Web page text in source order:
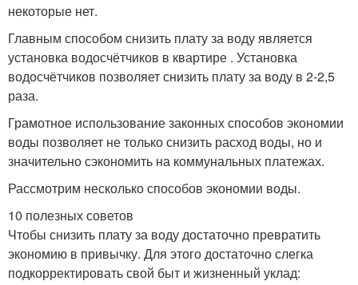
некоторые нет.
Главным способом снизить плату за воду является
установка водосчётчиков в квартире . Установка
водосчётчиков позволяет снизить плату за воду в 2-2,5
раза.
Грамотное использование законных способов экономии
воды позволяет не только снизить расход воды, но и
значительно сэкономить на коммунальных платежах.
Рассмотрим несколько способов экономии воды.
10 полезных советов
Чтобы снизить плату за воду достаточно превратить
экономию в привычку. Для этого достаточно слегка
подкорректировать свой быт и жизненный уклад: